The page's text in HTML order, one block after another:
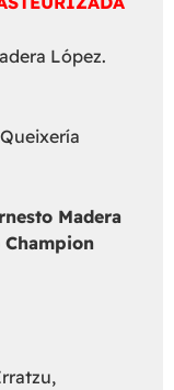
López.
Madera
Champion